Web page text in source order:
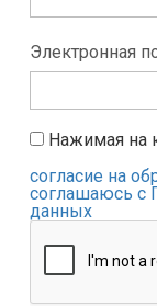
Электронная
Нажимая на
согласие на
соглашаюсь с
данных